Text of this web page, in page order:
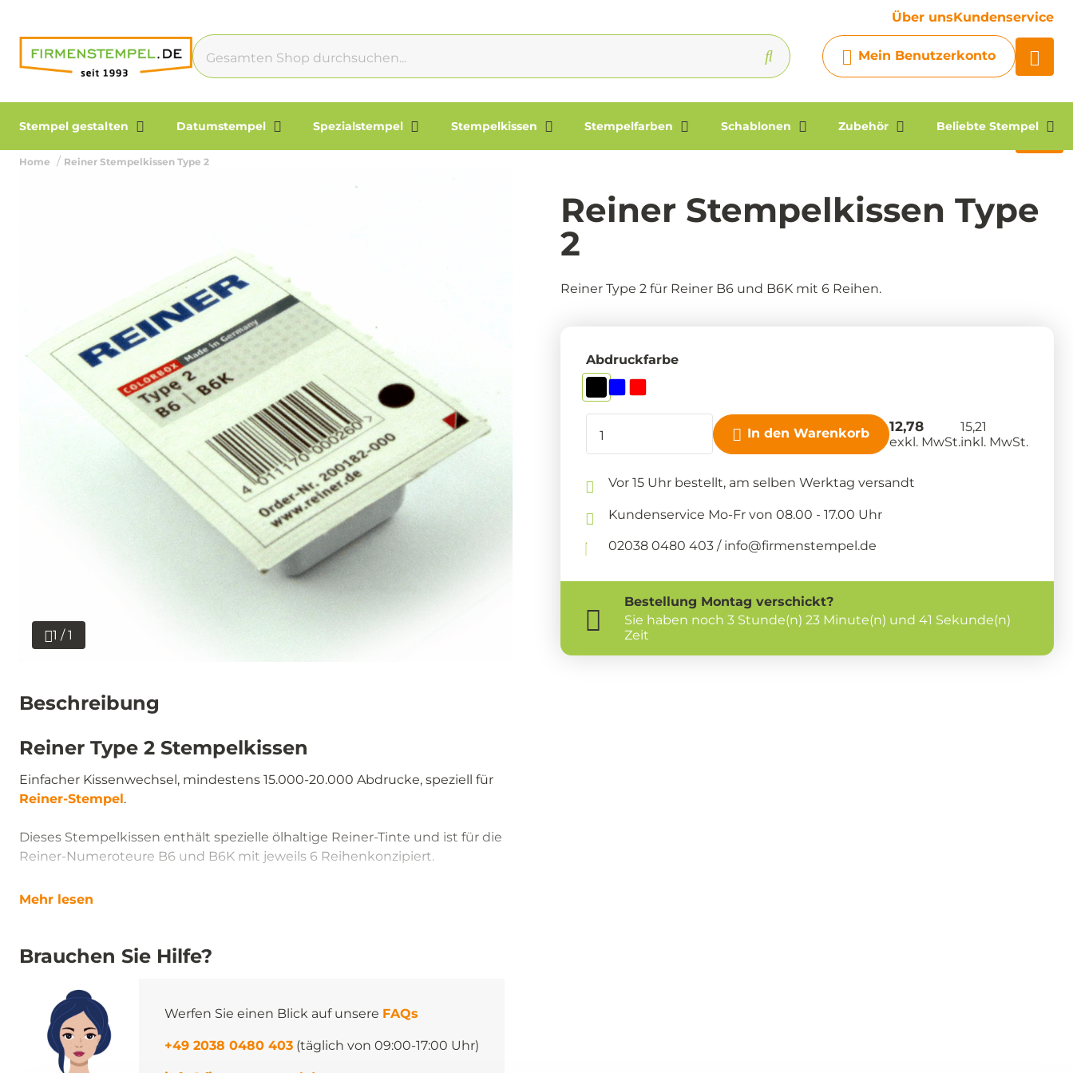
Über unsKundenservice
Mein Benutzerkonto
Stempel gestalten Datumstempel Spezialstempel Stempelkissen Stempelfarben Schablonen Zubehör Beliebte Stempel
Chatbot
Chatten Sie 24/7 mit unserem
hilfreichen Chatbot
Kontakt
Home Reiner Stempelkissen Type 2
1 / 1
Beschreibung
Reiner Type 2 Stempelkissen
Einfacher Kissenwechsel, mindestens 15.000-20.000 Abdrucke, speziell für
Reiner-Stempel.
Dieses Stempelkissen enthält spezielle ölhaltige Reiner-Tinte und ist für die
Reiner-Numeroteure B6 und B6K mit jeweils 6 Reihenkonzipiert.
Mehr lesen
Brauchen Sie Hilfe?
Werfen Sie einen Blick auf unsere FAQs
+49 2038 0480 403 (täglich von 09:00-17:00 Uhr)
Reiner Stempelkissen Type
2
Reiner Type 2 für Reiner B6 und B6K mit 6 Reihen.
Abdruckfarbe
In den Warenkorb 12,78
exkl. MwSt.
15,21
inkl. MwSt.
Vor 15 Uhr bestellt, am selben Werktag versandt
Kundenservice Mo-Fr von 08.00 - 17.00 Uhr
02038 0480 403 / info@firmenstempel.de
Bestellung Montag verschickt?
Sie haben noch 3 Stunde(n) 23 Minute(n) und 41 Sekunde(n)
Zeit